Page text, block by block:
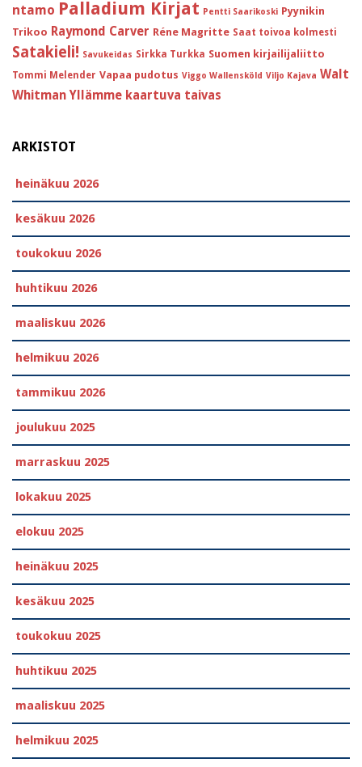
ntamo Palladium Kirjat Pentti Saarikoski Pyynikin
Trikoo Raymond Carver Réne Magritte Saat toivoa kolmesti
Satakieli! Savukeidas Sirkka Turkka Suomen kirjailijaliitto
Tommi Melender Vapaa pudotus Viggo Wallensköld Viljo Kajava Walt
Whitman Yllämme kaartuva taivas
ARKISTOT
heinäkuu 2026
kesäkuu 2026
toukokuu 2026
huhtikuu 2026
maaliskuu 2026
helmikuu 2026
tammikuu 2026
joulukuu 2025
marraskuu 2025
lokakuu 2025
elokuu 2025
heinäkuu 2025
kesäkuu 2025
toukokuu 2025
huhtikuu 2025
maaliskuu 2025
helmikuu 2025